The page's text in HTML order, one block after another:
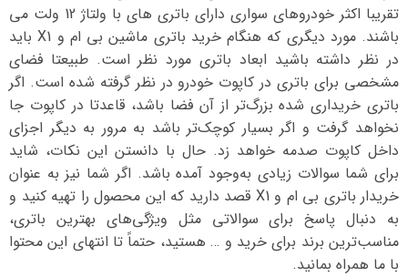
تقریبا اکثر خودروهای سواری دارای باتری های با ولتاژ 12 ولت می
باشند. مورد دیگری که هنگام خرید باتری ماشین بی ام و X1 باید
در نظر داشته باشید ابعاد باتری مورد نظر است. طبیعتا فضای
مشخصی برای باتری در کاپوت خودرو در نظر گرفته شده است. اگر
باتری خریداری شده بزرگ‌تر از آن فضا باشد، قاعدتا در کاپوت جا
نخواهد گرفت و اگر بسیار کوچک‌تر باشد به مرور به دیگر اجزای
داخل کاپوت صدمه خواهد زد. حال با دانستن این نکات، شاید
برای شما سوالات زیادی به‌وجود آمده باشد. اگر شما نیز به عنوان
خریدار باتری بی ام و X1 قصد دارید که این محصول را تهیه کنید و
به دنبال پاسخ برای سوالاتی مثل ویژگی‌های بهترین باتری،
مناسب‌ترین برند برای خرید و … هستید، حتماً تا انتهای این محتوا
با ما همراه بمانید.